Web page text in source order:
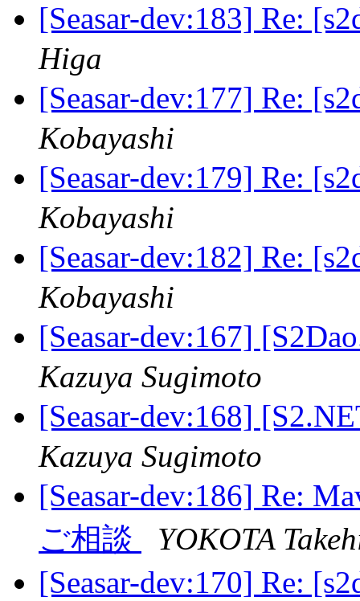
[Seasar-dev:183] Re:
Higa
[Seasar-dev:177] Re:
Kobayashi
[Seasar-dev:179] Re:
Kobayashi
[Seasar-dev:182] Re:
Kobayashi
[Seasar-dev:167]
Kazuya Sugimoto
[Seasar-dev:168]
Kazuya Sugimoto
[Seasar-dev:186] Re:
ご相談
YOKOTA
[Seasar-dev:170] Re: